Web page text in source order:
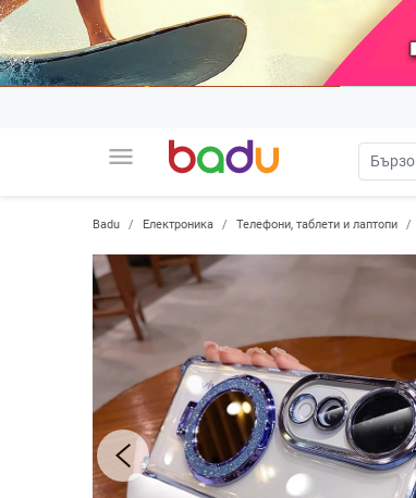
menu
Badu Електроника Телефони, таблети и лаптопи